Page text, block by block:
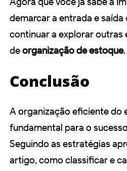
demarcar a entrada e
continuar a explorar
deorganização de estoque.
Conclusão
A organização eficiente do
fundamental para o
Seguindo as estratégias
artigo, como classificar e